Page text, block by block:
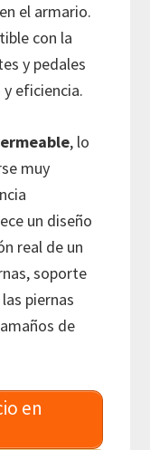
el armario.
con la
y pedales
eficiencia.
, lo
muy
un diseño
real de un
soporte
piernas
de
en